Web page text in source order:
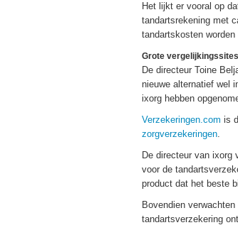
Het lijkt er vooral op
tandartsrekening met
tandartskosten worden
Grote
De directeur Toine
nieuwe alternatief wel
ixorg hebben
Verzekeringen.com is
zorgverzekeringen.
De directeur van ixorg
voor de
product dat het beste
Bovendien
tandartsverzekering